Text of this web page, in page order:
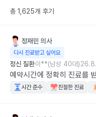
총 1,625개 후기
정재민 의사
다시 진료받고 싶어요
정신 질환이**(남성 40대)
예약시간에 정확히 진료를
시간 준수 친절한 진료